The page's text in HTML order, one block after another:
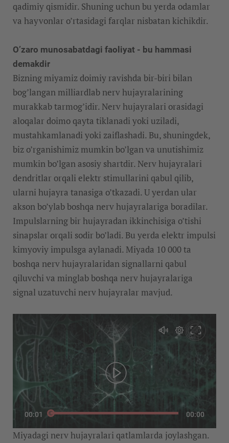
qadimiy qismidir. Shuning uchun bu yerda odamlar
va hayvonlar o’rtasidagi farqlar nisbatan kichikdir.
O’zaro munosabatdagi faoliyat - bu hammasi
demakdir
Bizning miyamiz doimiy ravishda bir-biri bilan
bog’langan milliardlab nerv hujayralarining
murakkab tarmog’idir. Nerv hujayralari orasidagi
aloqalar doimo qayta tiklanadi yoki uziladi,
mustahkamlanadi yoki zaiflashadi. Bu, shuningdek,
biz o’rganishimiz mumkin bo’lgan va unutishimiz
mumkin bo’lgan asosiy shartdir. Nerv hujayralari
dendritlar orqali elektr stimullarini qabul qilib,
ularni hujayra tanasiga o’tkazadi. U yerdan ular
akson bo’ylab boshqa nerv hujayralariga boradilar.
Impulslarning bir hujayradan ikkinchisiga o’tishi
sinapslar orqali sodir bo’ladi. Bu yerda elektr impulsi
kimyoviy impulsga aylanadi. Miyada 10 000 ta
boshqa nerv hujayralaridan signallarni qabul
qiluvchi va minglab boshqa nerv hujayralariga
signal uzatuvchi nerv hujayralar mavjud.
00:01 00:00
Miyadagi nerv hujayralari qatlamlarda joylashgan.